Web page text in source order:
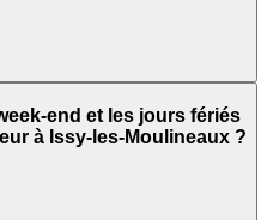
end et les jours fériés
à Issy-les-Moulineaux ?